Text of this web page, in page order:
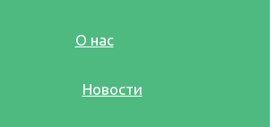
О нас
Новости